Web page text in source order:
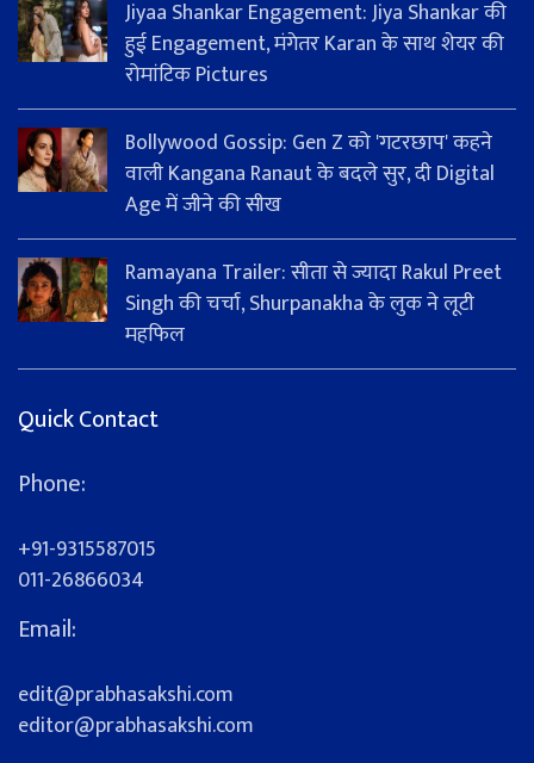
Jiyaa Shankar Engagement: Jiya Shankar की
हुई Engagement, मंगेतर Karan के साथ शेयर की
रोमांटिक Pictures
Bollywood Gossip: Gen Z को 'गटरछाप' कहने
वाली Kangana Ranaut के बदले सुर, दी Digital
Age में जीने की सीख
Ramayana Trailer: सीता से ज्यादा Rakul Preet
Singh की चर्चा, Shurpanakha के लुक ने लूटी
महफिल
Quick Contact
Phone:
+91-9315587015
011-26866034
Email:
edit@prabhasakshi.com
editor@prabhasakshi.com